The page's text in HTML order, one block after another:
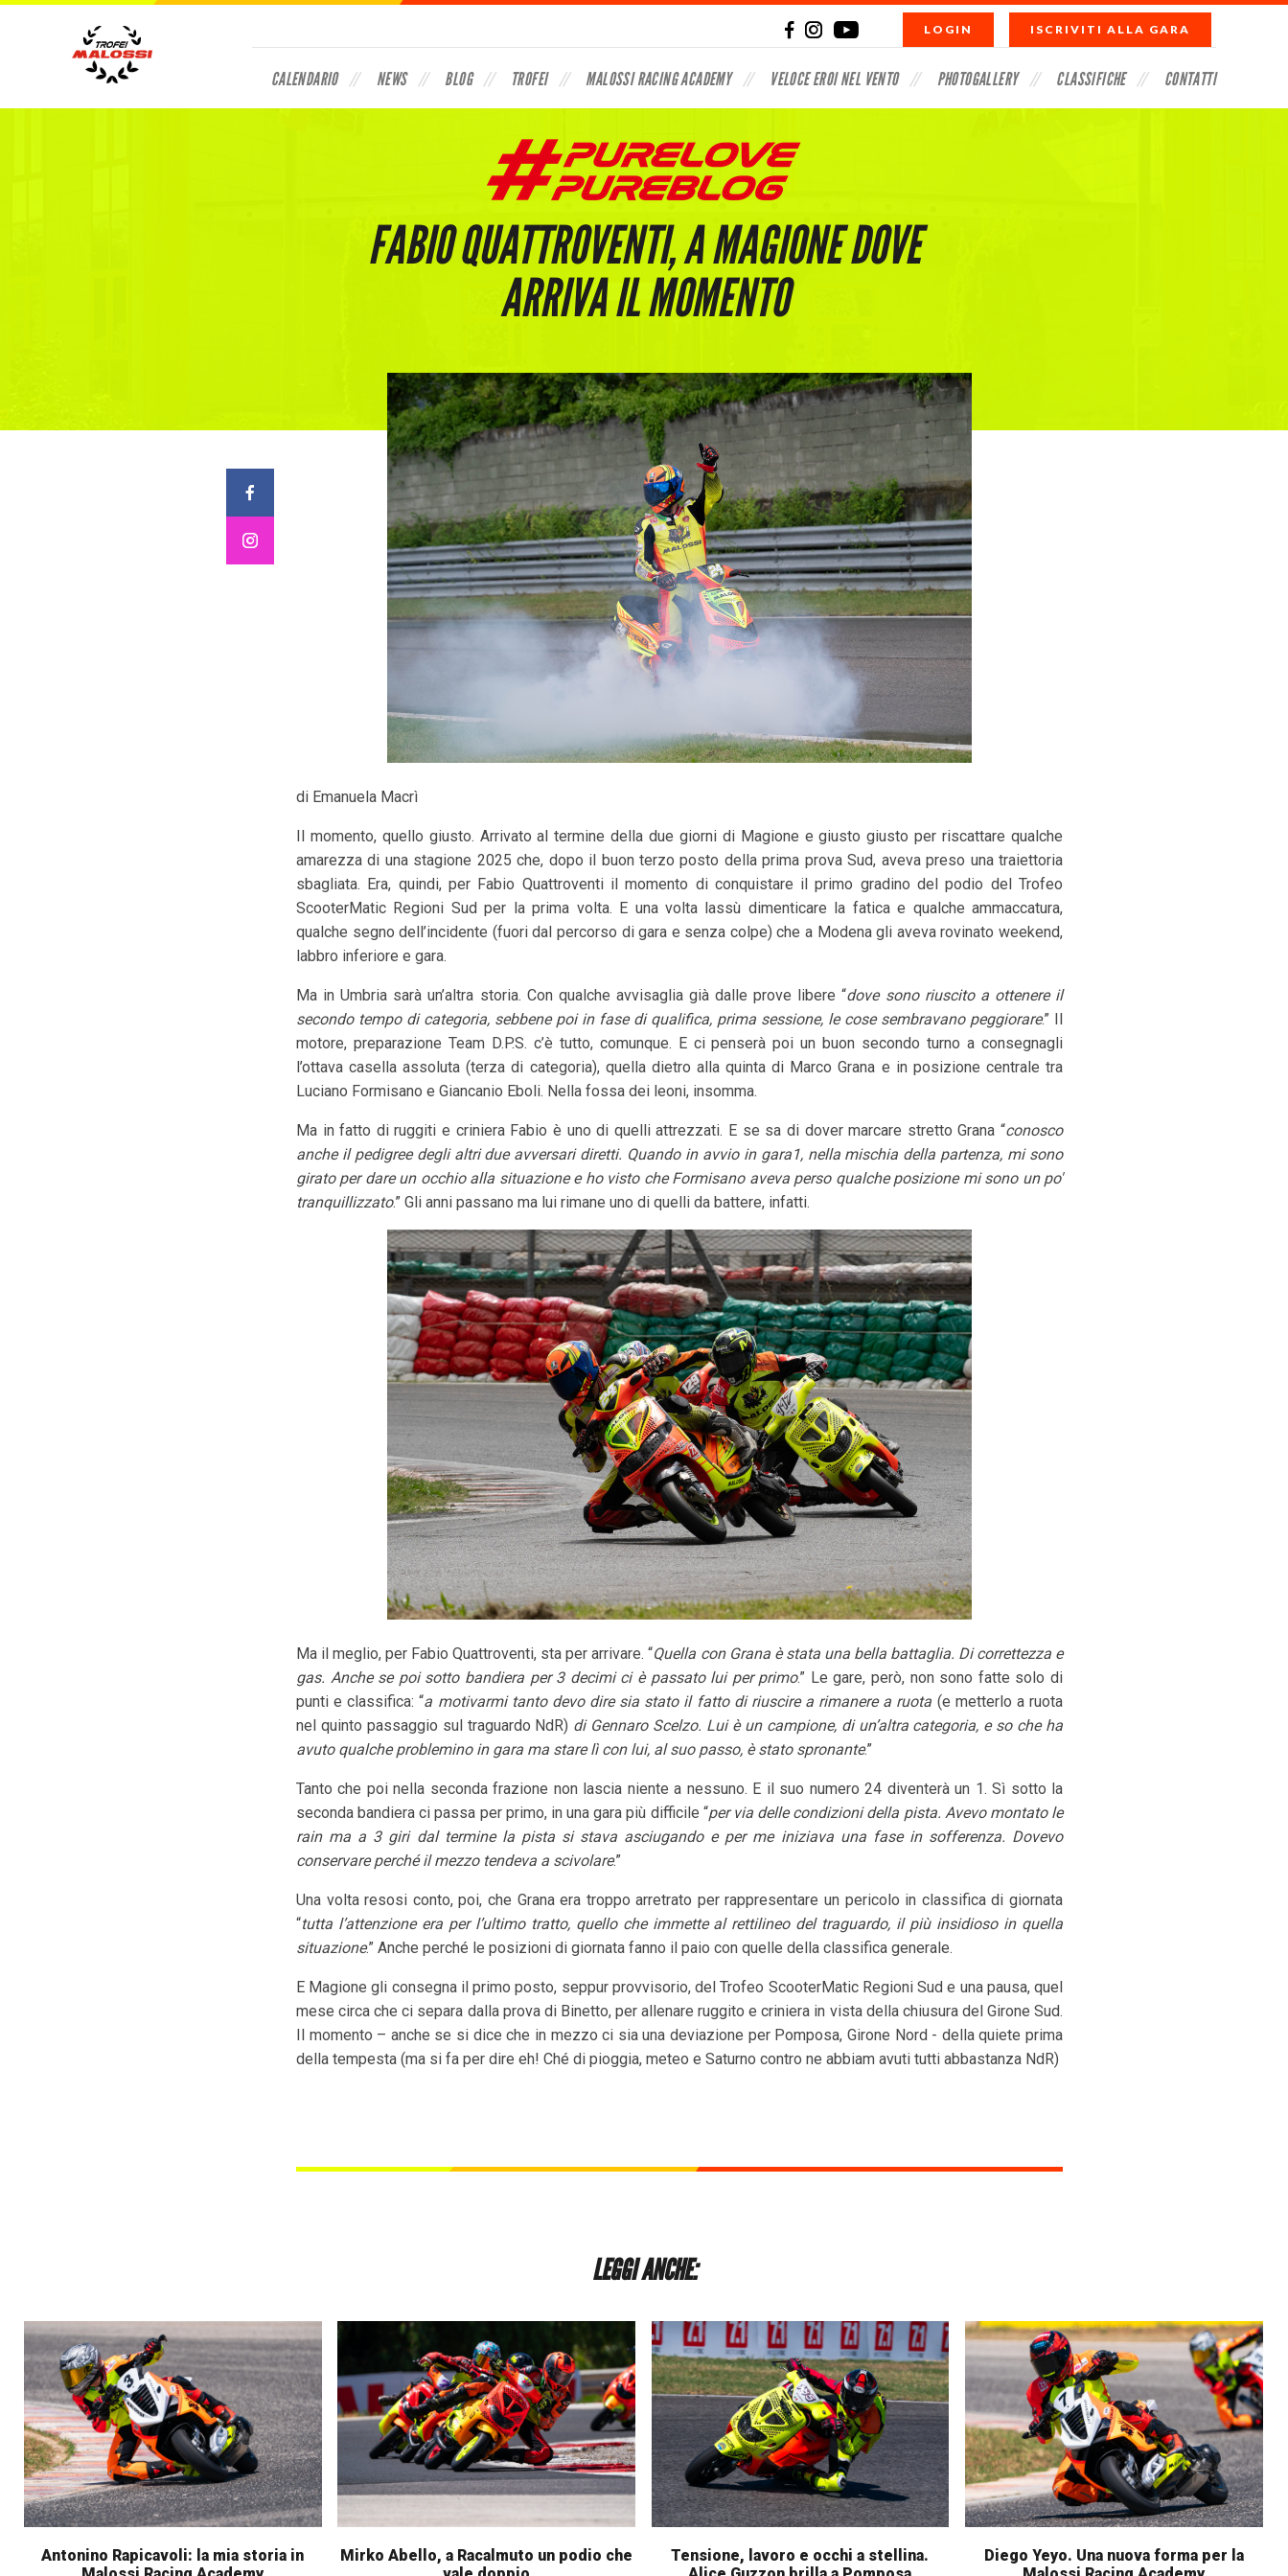
LOGIN ISCRIVITI ALLA GARA
CALENDARIO NEWS BLOG TROFEI MALOSSI RACING ACADEMY VELOCE EROI NEL VENTO PHOTOGALLERY CLASSIFICHE CONTATTI
FABIO QUATTROVENTI, A MAGIONE DOVE
ARRIVA IL MOMENTO
di Emanuela Macrì
Il momento, quello giusto. Arrivato al termine della due giorni di Magione e giusto giusto per riscattare qualche
amarezza di una stagione 2025 che, dopo il buon terzo posto della prima prova Sud, aveva preso una traiettoria
sbagliata. Era, quindi, per Fabio Quattroventi il momento di conquistare il primo gradino del podio del Trofeo
ScooterMatic Regioni Sud per la prima volta. E una volta lassù dimenticare la fatica e qualche ammaccatura,
qualche segno dell’incidente (fuori dal percorso di gara e senza colpe) che a Modena gli aveva rovinato weekend,
labbro inferiore e gara.
Ma in Umbria sarà un’altra storia. Con qualche avvisaglia già dalle prove libere “dove sono riuscito a ottenere il
secondo tempo di categoria, sebbene poi in fase di qualifica, prima sessione, le cose sembravano peggiorare.” Il
motore, preparazione Team D.P.S. c’è tutto, comunque. E ci penserà poi un buon secondo turno a consegnagli
l’ottava casella assoluta (terza di categoria), quella dietro alla quinta di Marco Grana e in posizione centrale tra
Luciano Formisano e Giancanio Eboli. Nella fossa dei leoni, insomma.
Ma in fatto di ruggiti e criniera Fabio è uno di quelli attrezzati. E se sa di dover marcare stretto Grana “conosco
anche il pedigree degli altri due avversari diretti. Quando in avvio in gara1, nella mischia della partenza, mi sono
girato per dare un occhio alla situazione e ho visto che Formisano aveva perso qualche posizione mi sono un po'
tranquillizzato.” Gli anni passano ma lui rimane uno di quelli da battere, infatti.
Ma il meglio, per Fabio Quattroventi, sta per arrivare. “Quella con Grana è stata una bella battaglia. Di correttezza e
gas. Anche se poi sotto bandiera per 3 decimi ci è passato lui per primo.” Le gare, però, non sono fatte solo di
punti e classifica: “a motivarmi tanto devo dire sia stato il fatto di riuscire a rimanere a ruota (e metterlo a ruota
nel quinto passaggio sul traguardo NdR) di Gennaro Scelzo. Lui è un campione, di un’altra categoria, e so che ha
avuto qualche problemino in gara ma stare lì con lui, al suo passo, è stato spronante.”
Tanto che poi nella seconda frazione non lascia niente a nessuno. E il suo numero 24 diventerà un 1. Sì sotto la
seconda bandiera ci passa per primo, in una gara più difficile “per via delle condizioni della pista. Avevo montato le
rain ma a 3 giri dal termine la pista si stava asciugando e per me iniziava una fase in sofferenza. Dovevo
conservare perché il mezzo tendeva a scivolare.”
Una volta resosi conto, poi, che Grana era troppo arretrato per rappresentare un pericolo in classifica di giornata
“tutta l’attenzione era per l’ultimo tratto, quello che immette al rettilineo del traguardo, il più insidioso in quella
situazione.” Anche perché le posizioni di giornata fanno il paio con quelle della classifica generale.
E Magione gli consegna il primo posto, seppur provvisorio, del Trofeo ScooterMatic Regioni Sud e una pausa, quel
mese circa che ci separa dalla prova di Binetto, per allenare ruggito e criniera in vista della chiusura del Girone Sud.
Il momento – anche se si dice che in mezzo ci sia una deviazione per Pomposa, Girone Nord - della quiete prima
della tempesta (ma si fa per dire eh! Ché di pioggia, meteo e Saturno contro ne abbiam avuti tutti abbastanza NdR)
LEGGI ANCHE:
Antonino Rapicavoli: la mia storia in
Mirko Abello, a Racalmuto un podio che
Tensione, lavoro e occhi a stellina.
Diego Yeyo. Una nuova forma per la